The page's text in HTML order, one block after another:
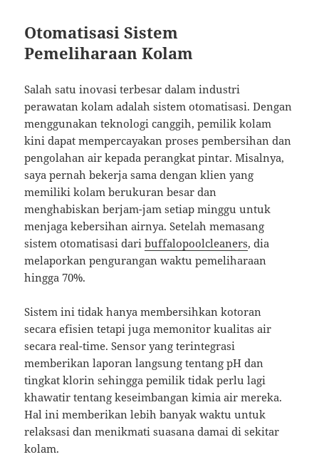
Otomatisasi Sistem
Pemeliharaan Kolam
Salah satu inovasi terbesar dalam industri
perawatan kolam adalah sistem otomatisasi. Dengan
menggunakan teknologi canggih, pemilik kolam
kini dapat mempercayakan proses pembersihan dan
pengolahan air kepada perangkat pintar. Misalnya,
saya pernah bekerja sama dengan klien yang
memiliki kolam berukuran besar dan
menghabiskan berjam-jam setiap minggu untuk
menjaga kebersihan airnya. Setelah memasang
sistem otomatisasi daribuffalopoolcleaners, dia
melaporkan pengurangan waktu pemeliharaan
hingga 70%.
Sistem ini tidak hanya membersihkan kotoran
secara efisien tetapi juga memonitor kualitas air
secara real-time. Sensor yang terintegrasi
memberikan laporan langsung tentang pH dan
tingkat klorin sehingga pemilik tidak perlu lagi
khawatir tentang keseimbangan kimia air mereka.
Hal ini memberikan lebih banyak waktu untuk
relaksasi dan menikmati suasana damai di sekitar
kolam.